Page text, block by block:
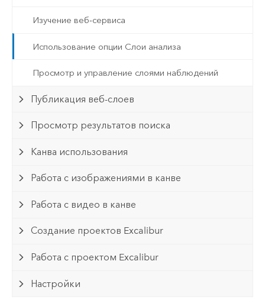
Изучение веб-сервиса
Использование опции Слои анализа
Просмотр и управление слоями наблюдений
Публикация веб-слоев
Просмотр результатов поиска
Канва использования
Работа с изображениями в канве
Работа с видео в канве
Создание проектов Excalibur
Работа с проектом Excalibur
Настройки